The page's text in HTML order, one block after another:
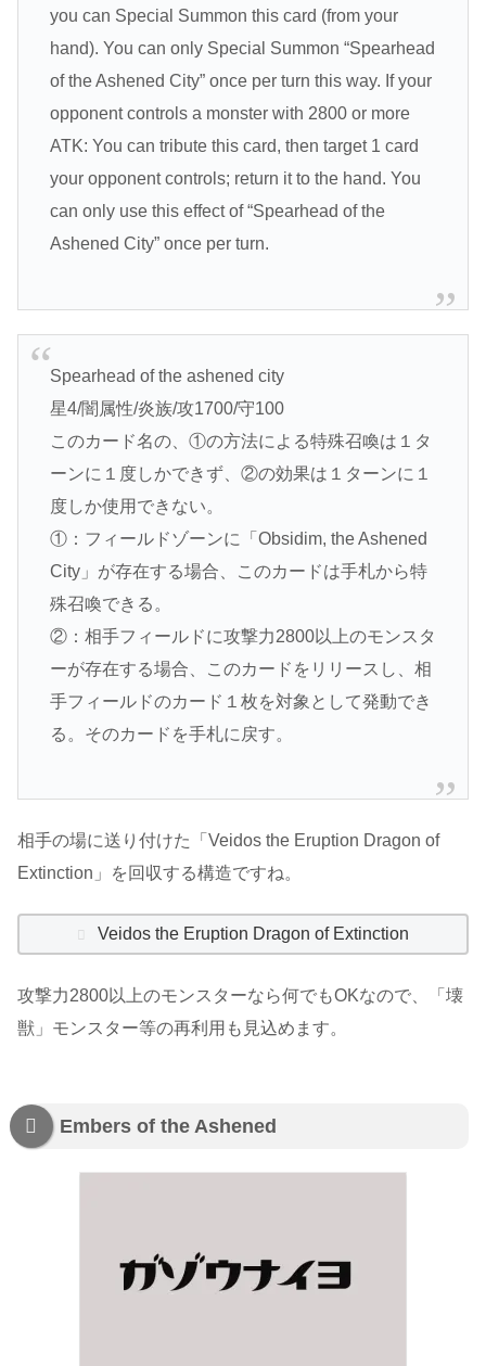
you can Special Summon this card (from your
hand). You can only Special Summon “Spearhead
of the Ashened City” once per turn this way. If your
opponent controls a monster with 2800 or more
ATK: You can tribute this card, then target 1 card
your opponent controls; return it to the hand. You
can only use this effect of “Spearhead of the
Ashened City” once per turn.
Spearhead of the ashened city
星4/闇属性/炎族/攻1700/守100
このカード名の、①の方法による特殊召喚は１タ
ーンに１度しかできず、②の効果は１ターンに１
度しか使用できない。
①：フィールドゾーンに「Obsidim, the Ashened
City」が存在する場合、このカードは手札から特
殊召喚できる。
②：相手フィールドに攻撃力2800以上のモンスタ
ーが存在する場合、このカードをリリースし、相
手フィールドのカード１枚を対象として発動でき
る。そのカードを手札に戻す。
相手の場に送り付けた「Veidos the Eruption Dragon of
Extinction」を回収する構造ですね。
Veidos the Eruption Dragon of Extinction
攻撃力2800以上のモンスターなら何でもOKなので、「壊
獣」モンスター等の再利用も見込めます。
Embers of the Ashened